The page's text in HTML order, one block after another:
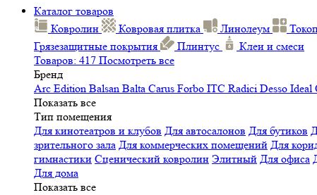
Каталог товаров
Ковролин
Ковровая плитка Линолеум
Грязезащитные покрытия
Плинтус
Клеи и смеси
Товаров: 417 Посмотреть все
Бренд
Arc Edition Balsan Balta Carus Forbo ITC Radici Desso Ideal
Показать все
Тип помещения
Для кинотеатров и клубов Для автосалонов Для бутиков
зрительного зала Для коммерческих помещений Для
гимнастики Сценический ковролин Элитный Для офиса
Для дома
Показать все